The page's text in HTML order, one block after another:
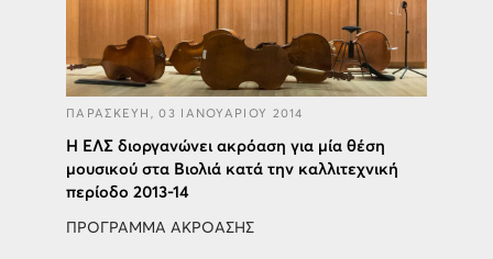
ΠΑΡΑΣΚΕΥΗ, 03 ΙΑΝΟΥΑΡΙΟΥ 2014
Η ΕΛΣ διοργανώνει ακρόαση για μία θέση
μουσικού στα Βιολιά κατά την καλλιτεχνική
περίοδο 2013-14
ΠΡΟΓΡΑΜΜΑ ΑΚΡΟΑΣΗΣ